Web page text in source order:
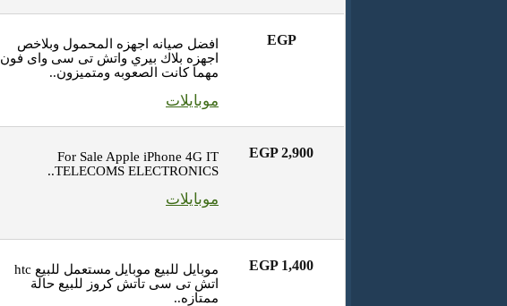
EGP
افضل صيانه اجهزه المحمول وبلاخص
اجهزه بلاك بيري واتش تى سى واى فون
مهما كانت الصعوبه ومتميزون..
موبايلات
EGP 2,900
For Sale Apple iPhone 4G IT
TELECOMS ELECTRONICS..
موبايلات
EGP 1,400
موبايل للبيع موبايل مستعمل للبيع htc
اتش تى سى تاتش كروز للبيع حالة
ممتازه..